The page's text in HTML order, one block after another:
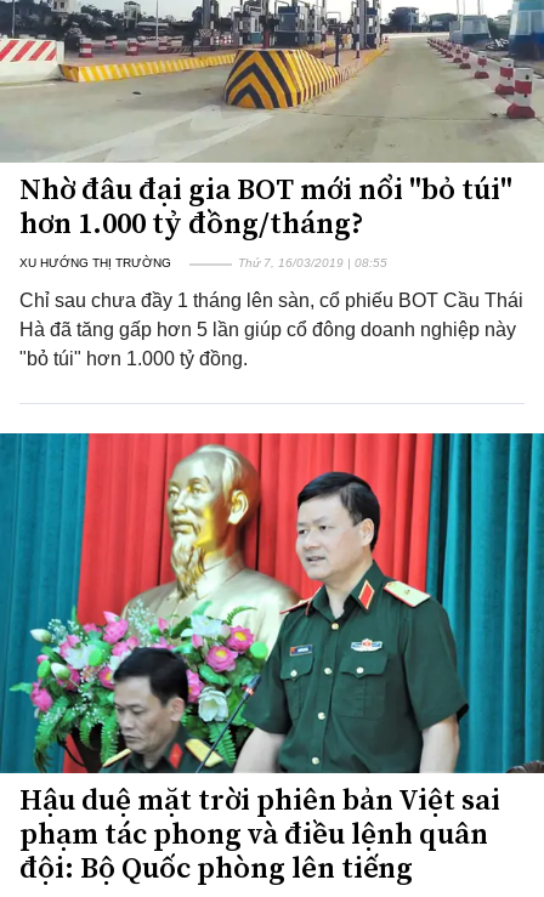
Nhờ đâu đại gia BOT mới nổi "bỏ túi"
hơn 1.000 tỷ đồng/tháng?
XU HƯỚNG THỊ TRƯỜNG Thứ 7, 16/03/2019 | 08:55
Chỉ sau chưa đầy 1 tháng lên sàn, cổ phiếu BOT Cầu Thái
Hà đã tăng gấp hơn 5 lần giúp cổ đông doanh nghiệp này
"bỏ túi" hơn 1.000 tỷ đồng.
Hậu duệ mặt trời phiên bản Việt sai
phạm tác phong và điều lệnh quân
đội: Bộ Quốc phòng lên tiếng